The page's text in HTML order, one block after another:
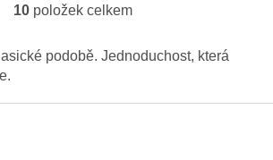
O
l
a
10položek celkem
podobě. Jednoduchost, která